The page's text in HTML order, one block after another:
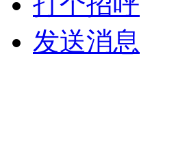
发送消息